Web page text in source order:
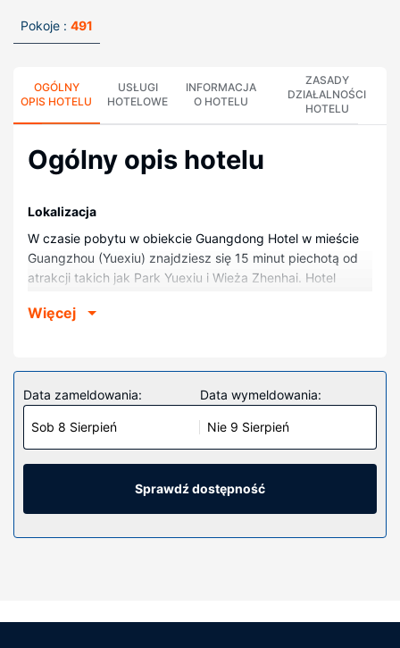
Pokoje : 491
OGÓLNY
OPIS HOTELU
USŁUGI
HOTELOWE
INFORMACJA
O HOTELU
ZASADY
DZIAŁALNOŚCI
HOTELU
Ogólny opis hotelu
Lokalizacja
W czasie pobytu w obiekcie Guangdong Hotel w mieście
Guangzhou (Yuexiu) znajdziesz się 15 minut piechotą od
atrakcji takich jak Park Yuexiu i Wieża Zhenhai. Hotel
archeologiczne Pałacu Królestwa Nanyue i 2,9 km od
Poczuj się jak w domu w 491 klimatyzowanych pokojach,
których wyposażenie to telewizor LCD. Bezpłatny
przewodowy i bezprzewodowy dostęp do internetu
zapewni łączność ze światem, a telewizja kablowa —
rozrywkę. Prywatna łazienka — wyposażenie: wanna
połączona z prysznicem, głębokie wanny i prysznic z
rekreacyjne, jak centrum fitness. Ten hotel oferuje również
Więcej
Data zameldowania:
Sob 8 Sierpień
Data wymeldowania:
Nie 9 Sierpień
Sprawdź dostępność